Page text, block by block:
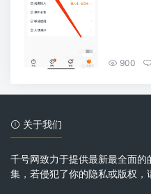
900
关于我们
千号网致力于提供最新最全面
集，若侵犯了你的隐私或版权，